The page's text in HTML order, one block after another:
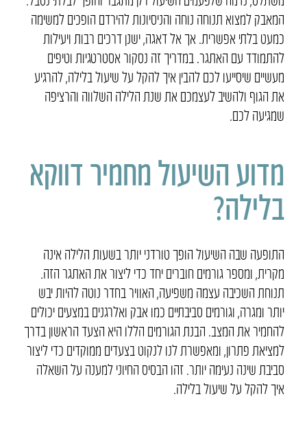
המאבק למצוא תנוחה נוחה והניסיונות להירדם הופכים למשימה
כמעט בלתי אפשרית. אך אל דאגה, ישנן דרכים רבות ויעילות
להתמודד עם האתגר. במדריך זה נסקור אסטרטגיות וטיפים
מעשיים שיסייעו לכם להבין איך להקל על שיעול בלילה, להרגיע
את הגוף ולהשיב לעצמכם את שנת הלילה השלווה והרציפה
שמגיעה לכם.
מדוע השיעול מחמיר דווקא
בלילה?
התופעה שבה השיעול הופך טורדני יותר בשעות הלילה אינה
מקרית, ומספר גורמים חוברים יחד כדי ליצור את האתגר הזה.
תנוחת השכיבה עצמה משפיעה, האוויר בחדר נוטה להיות יבש
יותר ומגרה, וגורמים סביבתיים כמו אבק ואלרגנים במצעים יכולים
להחמיר את המצב. הבנת הגורמים הללו היא הצעד הראשון בדרך
למציאת פתרון, ומאפשרת לנו לנקוט בצעדים ממוקדים כדי ליצור
סביבת שינה נעימה יותר. זהו הבסיס החיוני למענה על השאלה
איך להקל על שיעול בלילה.